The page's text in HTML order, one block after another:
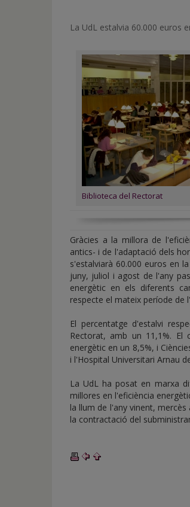
La UdL estalvia 60.000 euros
Biblioteca del Rectorat
Gràcies a la millora de
antics- i de l'adaptació dels
s'estalviarà 60.000 euros en
juny, juliol i agost de l'any
energètic en els diferents
respecte el mateix període de
El percentatge d'estalvi
Rectorat, amb un 11,1%. El
energètic en un 8,5%, i
i l'Hospital Universitari Arnau
La UdL ha posat en marxa
millores en l'eficiència
la llum de l'any vinent,
la contractació del